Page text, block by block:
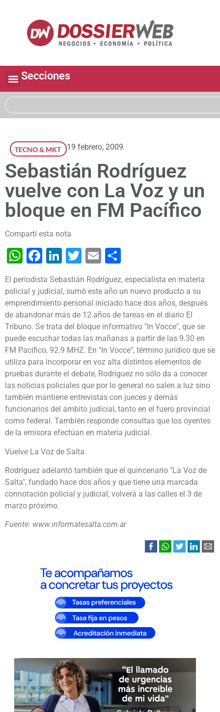
Secciones
TECNO & MKT 19 febrero, 2009
Sebastián Rodríguez
vuelve con La Voz y un
bloque en FM Pacífico
Compartí esta nota
WhatsApp
Facebook
LinkedIn
Twitter
Email
El periodista Sebastián Rodríguez, especialista en materia
policial y judicial, sumó este año un nuevo producto a su
emprendimiento personal iniciado hace dos años, después
de abandonar más de 12 años de tareas en el diario El
Tribuno. Se trata del bloque informativo "In Vocce", que se
puede escuchar todas las mañanas a partir de las 9.30 en
FM Pacífico, 92.9 MHZ. En "In Vocce", término jurídico que se
utiliza para incorporar en voz alta distintos elementos de
pruebas durante el debate, Rodríguez no sólo da a conocer
las noticias policiales que por lo general no salen a luz sino
también mantiene entrevistas con jueces y demás
funcionarios del ámbito judicial, tanto en el fuero provincial
como federal. También responde consultas que los oyentes
de la emisora efectúan en materia judicial.
Vuelve La Voz de Salta
Rodríguez adelantó también que el quincenario "La Voz de
Salta", fundado hace dos años y que tiene una marcada
connotación policial y judicial, volverá a las calles el 3 de
marzo próximo.
Fuente: www.informatesalta.com.ar